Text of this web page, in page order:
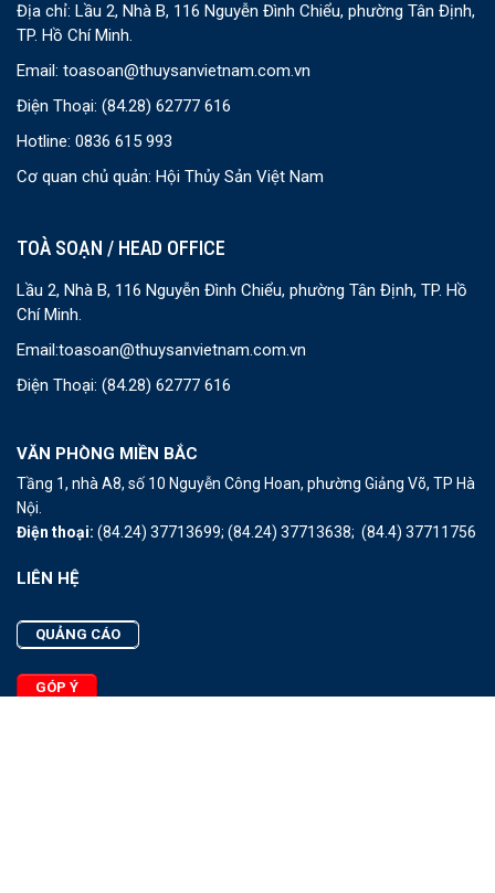
Địa chỉ: Lầu 2, Nhà B, 116 Nguyễn Đình Chiểu, phường Tân Định,
TP. Hồ Chí Minh.
Email: toasoan@thuysanvietnam.com.vn
Điện Thoại: (84.28) 62777 616
Hotline: 0836 615 993
Cơ quan chủ quản: Hội Thủy Sản Việt Nam
TOÀ SOẠN / HEAD OFFICE
Lầu 2, Nhà B, 116 Nguyễn Đình Chiểu, phường Tân Định, TP. Hồ
Chí Minh.
Email:toasoan@thuysanvietnam.com.vn
Điện Thoại: (84.28) 62777 616
VĂN PHÒNG MIỀN BẮC
Tầng 1, nhà A8, số 10 Nguyễn Công Hoan, phường Giảng Võ, TP Hà
Nội.
Điện thoại: (84.24) 37713699; (84.24) 37713638; (84.4) 37711756
LIÊN HỆ
QUẢNG CÁO
GÓP Ý